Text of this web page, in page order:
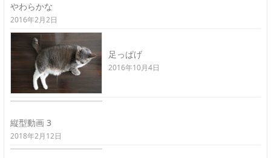
やわらかな
2016年2月2日
足っぱげ
2016年10月4日
縦型動画 3
2018年2月12日